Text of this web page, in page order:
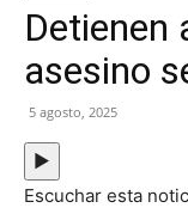
Detienen
asesino
5 agosto, 2025
▶
Escuchar esta